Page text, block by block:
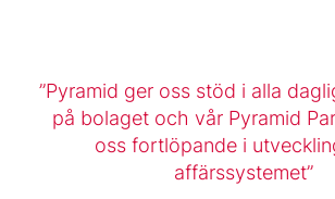
Pyramid ger oss stöd i alla
på bolaget och vår Pyramid
oss fortlöpande i
affärssystemet